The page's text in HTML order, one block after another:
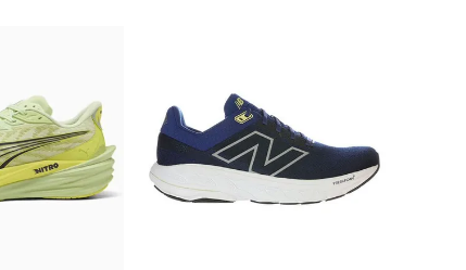
キッズ・ベビーアウトドアウェア
アウトドアシューズ
トレッキングシューズ
帽子
RUST
Y
ryka
MON